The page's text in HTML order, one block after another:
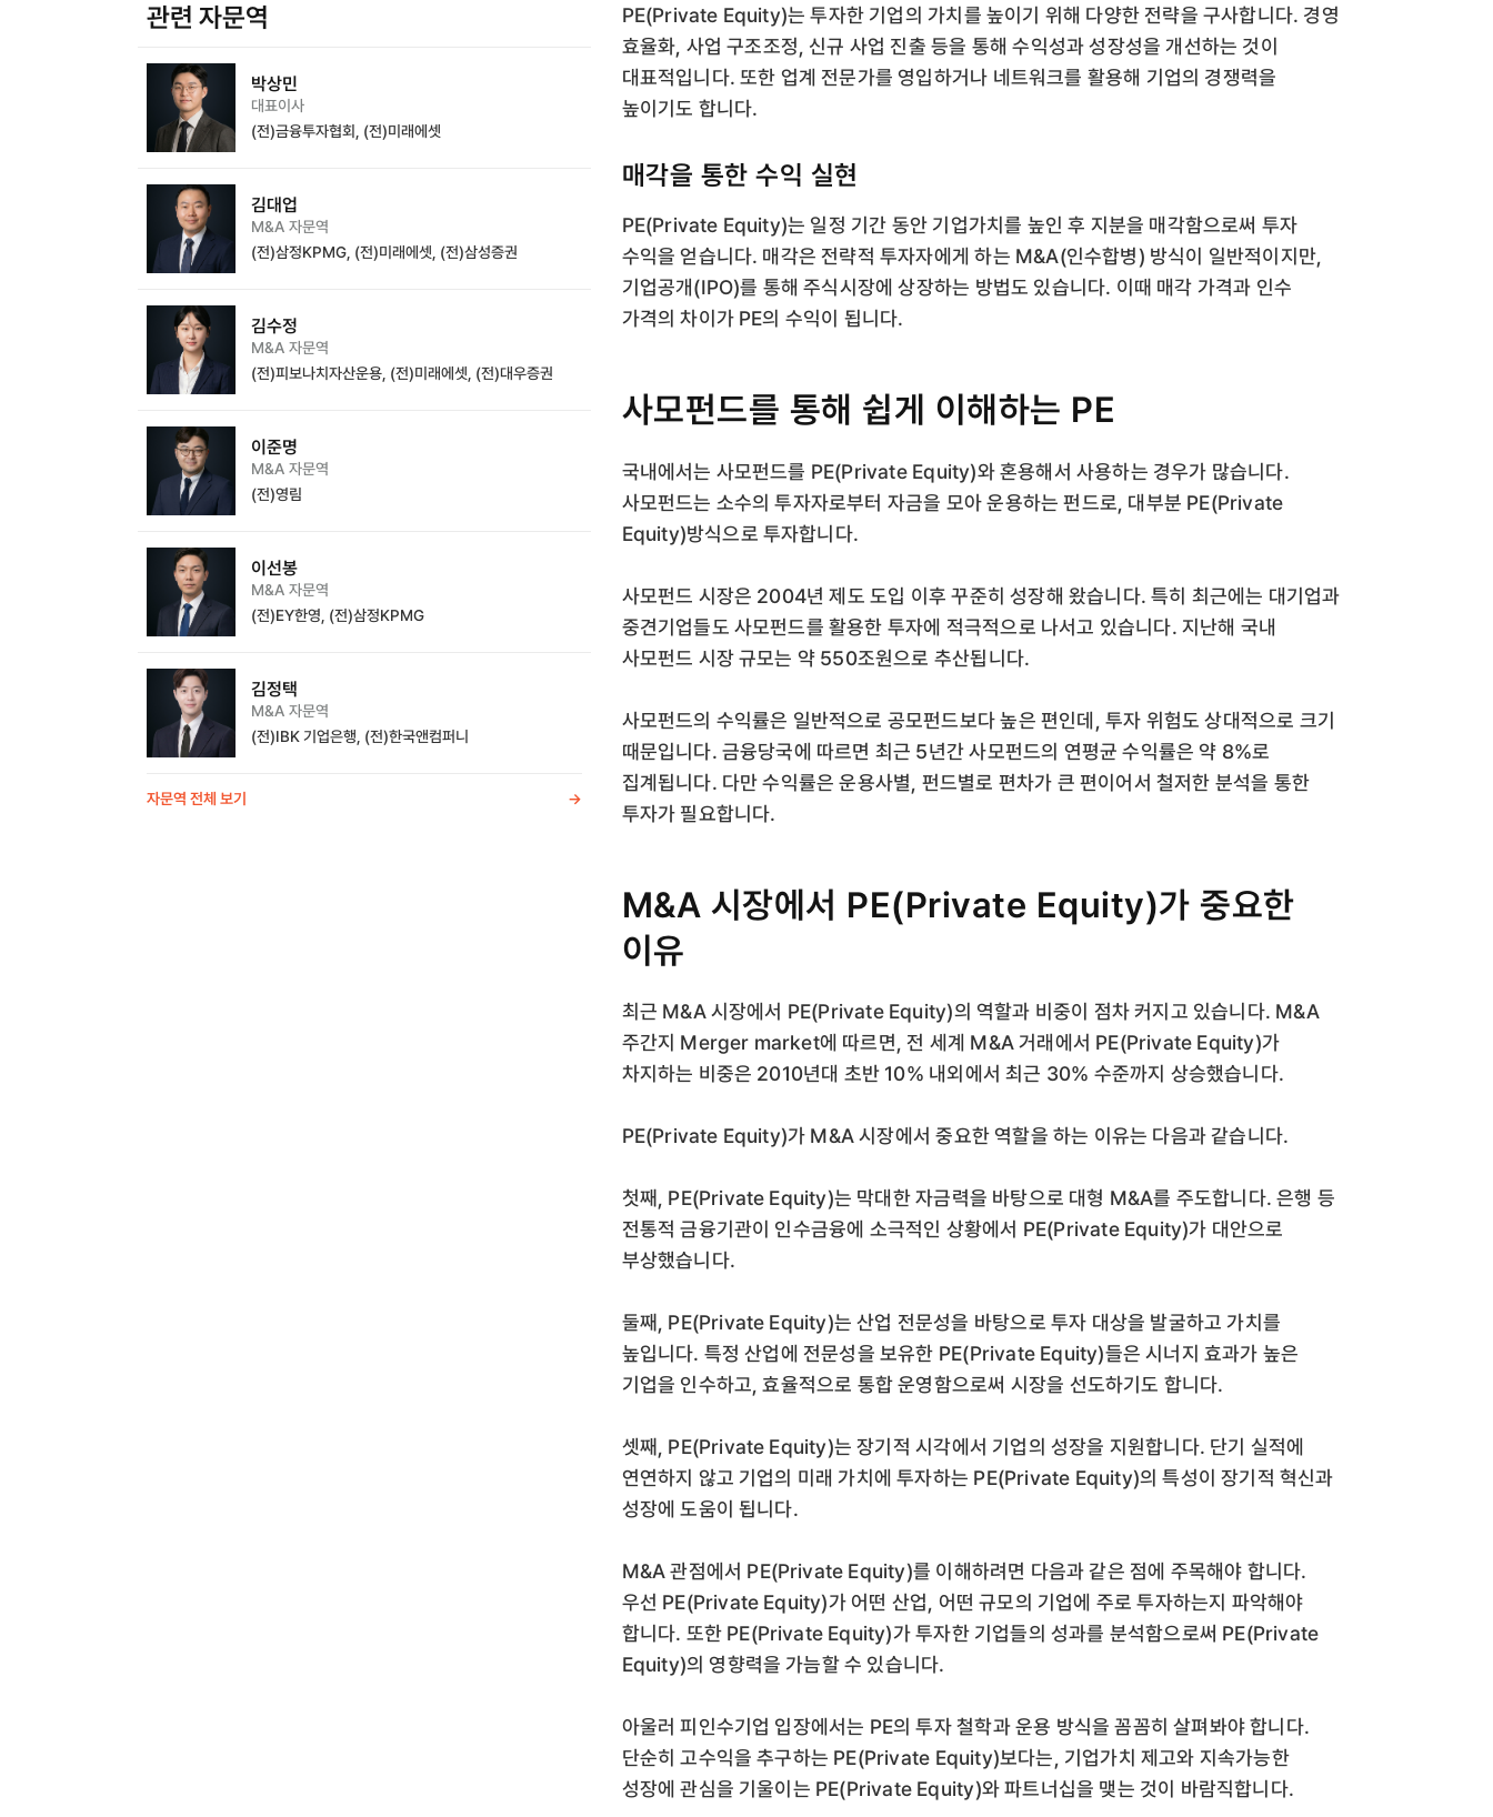
관련 자문역
박상민
대표이사
(전)금융투자협회, (전)미래에셋
김대업
M&A 자문역
(전)삼정KPMG, (전)미래에셋, (전)삼성증권
김수정
M&A 자문역
(전)피보나치자산운용, (전)미래에셋, (전)대우증권
이준명
M&A 자문역
(전)영림
이선봉
M&A 자문역
(전)EY한영, (전)삼정KPMG
김정택
M&A 자문역
(전)IBK 기업은행, (전)한국앤컴퍼니
자문역 전체 보기 ->
PE(Private Equity)는 투자한 기업의 가치를 높이기 위해 다양한 전략을 구사합니다. 경영
효율화, 사업 구조조정, 신규 사업 진출 등을 통해 수익성과 성장성을 개선하는 것이
대표적입니다. 또한 업계 전문가를 영입하거나 네트워크를 활용해 기업의 경쟁력을
높이기도 합니다.
매각을 통한 수익 실현
PE(Private Equity)는 일정 기간 동안 기업가치를 높인 후 지분을 매각함으로써 투자
수익을 얻습니다. 매각은 전략적 투자자에게 하는 M&A(인수합병) 방식이 일반적이지만,
기업공개(IPO)를 통해 주식시장에 상장하는 방법도 있습니다. 이때 매각 가격과 인수
가격의 차이가 PE의 수익이 됩니다.
사모펀드를 통해 쉽게 이해하는 PE
국내에서는 사모펀드를 PE(Private Equity)와 혼용해서 사용하는 경우가 많습니다.
사모펀드는 소수의 투자자로부터 자금을 모아 운용하는 펀드로, 대부분 PE(Private
Equity)방식으로 투자합니다.
사모펀드 시장은 2004년 제도 도입 이후 꾸준히 성장해 왔습니다. 특히 최근에는 대기업과
중견기업들도 사모펀드를 활용한 투자에 적극적으로 나서고 있습니다. 지난해 국내
사모펀드 시장 규모는 약 550조원으로 추산됩니다.
사모펀드의 수익률은 일반적으로 공모펀드보다 높은 편인데, 투자 위험도 상대적으로 크기
때문입니다. 금융당국에 따르면 최근 5년간 사모펀드의 연평균 수익률은 약 8%로
집계됩니다. 다만 수익률은 운용사별, 펀드별로 편차가 큰 편이어서 철저한 분석을 통한
투자가 필요합니다.
M&A 시장에서 PE(Private Equity)가 중요한
이유
최근 M&A 시장에서 PE(Private Equity)의 역할과 비중이 점차 커지고 있습니다. M&A
주간지 Merger market에 따르면, 전 세계 M&A 거래에서 PE(Private Equity)가
차지하는 비중은 2010년대 초반 10% 내외에서 최근 30% 수준까지 상승했습니다.
PE(Private Equity)가 M&A 시장에서 중요한 역할을 하는 이유는 다음과 같습니다.
첫째, PE(Private Equity)는 막대한 자금력을 바탕으로 대형 M&A를 주도합니다. 은행 등
전통적 금융기관이 인수금융에 소극적인 상황에서 PE(Private Equity)가 대안으로
부상했습니다.
둘째, PE(Private Equity)는 산업 전문성을 바탕으로 투자 대상을 발굴하고 가치를
높입니다. 특정 산업에 전문성을 보유한 PE(Private Equity)들은 시너지 효과가 높은
기업을 인수하고, 효율적으로 통합 운영함으로써 시장을 선도하기도 합니다.
셋째, PE(Private Equity)는 장기적 시각에서 기업의 성장을 지원합니다. 단기 실적에
연연하지 않고 기업의 미래 가치에 투자하는 PE(Private Equity)의 특성이 장기적 혁신과
성장에 도움이 됩니다.
M&A 관점에서 PE(Private Equity)를 이해하려면 다음과 같은 점에 주목해야 합니다.
우선 PE(Private Equity)가 어떤 산업, 어떤 규모의 기업에 주로 투자하는지 파악해야
합니다. 또한 PE(Private Equity)가 투자한 기업들의 성과를 분석함으로써 PE(Private
Equity)의 영향력을 가늠할 수 있습니다.
아울러 피인수기업 입장에서는 PE의 투자 철학과 운용 방식을 꼼꼼히 살펴봐야 합니다.
단순히 고수익을 추구하는 PE(Private Equity)보다는, 기업가치 제고와 지속가능한
성장에 관심을 기울이는 PE(Private Equity)와 파트너십을 맺는 것이 바람직합니다.